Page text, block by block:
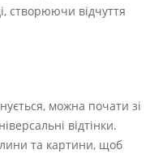
створюючи відчуття
можна почати зі
відтінки.
та картини, щоб